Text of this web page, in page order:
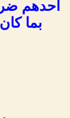
أحدهم
بما